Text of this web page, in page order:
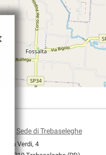
Sede di Trebaseleghe
Via Verdi, 4